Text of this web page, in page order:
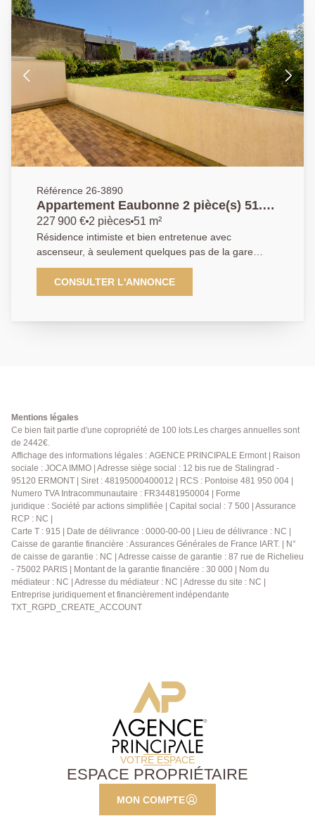
sous-sol complète ce bien. Appartement vendu loué,
avec un bail en cours jusqu'au 31/01/2027. Idéal
investisseurs !
Référence 26-3890
Appartement Eaubonne 2 pièce(s) 51.34
m2
227 900 € 2 pièces 51 m²
Résidence intimiste et bien entretenue avec
ascenseur, à seulement quelques pas de la gare
d'Ermont-Eaubonne (RER C, Ligne H et J) et de
toutes les commodités... Charmant appartement
traversant type 2 pièces de 51.34 m² proposant une
cadre agréable sur les jardins de la copropriété,
offrant un environnement calme et verdoyant. Un box
sécurisé en sous-sol ainsi qu'une cave complète le
bien. Cadre privilégié pour cet appartement
bénéficiant d'un emplacement de premier ordre, une
opportunité rare sur le marché !
CONSULTER L'ANNONCE
Mentions légales
Ce bien fait partie d'une copropriété de 100 lots.Les charges annuelles sont
de 2442€.
Affichage des informations légales : AGENCE PRINCIPALE Ermont | Raison
sociale : JOCA IMMO | Adresse siège social : 12 bis rue de Stalingrad -
95120 ERMONT | Siret : 48195000400012 | RCS : Pontoise 481 950 004 |
Numero TVA Intracommunautaire : FR34481950004 | Forme
juridique : Société par actions simplifiée | Capital social : 7 500 | Assurance
RCP : NC |
Carte T : 915 | Date de délivrance : 0000-00-00 | Lieu de délivrance : NC |
Caisse de garantie financière : Assurances Générales de France IART. | N°
de caisse de garantie : NC | Adresse caisse de garantie : 87 rue de Richelieu
- 75002 PARIS | Montant de la garantie financière : 30 000 | Nom du
médiateur : NC | Adresse du médiateur : NC | Adresse du site : NC |
Entreprise juridiquement et financièrement indépendante
TXT_RGPD_CREATE_ACCOUNT
VOTRE ESPACE
ESPACE PROPRIÉTAIRE
MON COMPTE